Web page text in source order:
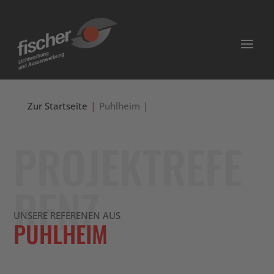
Zur Startseite Puhlheim
RENZ
UNSERE REFERENEN AUS
PUHLHEIM